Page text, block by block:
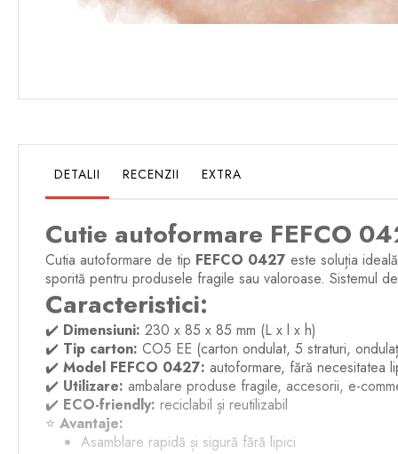
images
gallery
DETALII RECENZII EXTRA
Cutie autoformare FEFCO
Cutia autoformare de tip FEFCO 0427 este soluția
sporită pentru produsele fragile sau valoroase. Sistemul
Caracteristici:
✔️ Dimensiuni: 230 x 85 x 85 mm (L x l x h)
✔️ Tip carton: CO5 EE (carton ondulat, 5 straturi,
✔️ Model FEFCO 0427: autoformare, fără necesitatea
✔️ Utilizare: ambalare produse fragile, accesorii, e-
✔️ ECO-friendly: reciclabil și reutilizabil
⭐ Avantaje:
Asamblare rapidă și sigură fără lipici